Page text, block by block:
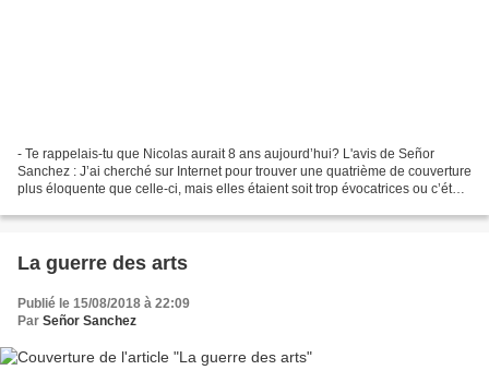
- Te rappelais-tu que Nicolas aurait 8 ans aujourd’hui? L'avis de Señor
Sanchez : J’ai cherché sur Internet pour trouver une quatrième de couverture
plus éloquente que celle-ci, mais elles étaient soit trop évocatrices ou c’était
La guerre des arts
Publié le 15/08/2018 à 22:09
Par Señor Sanchez